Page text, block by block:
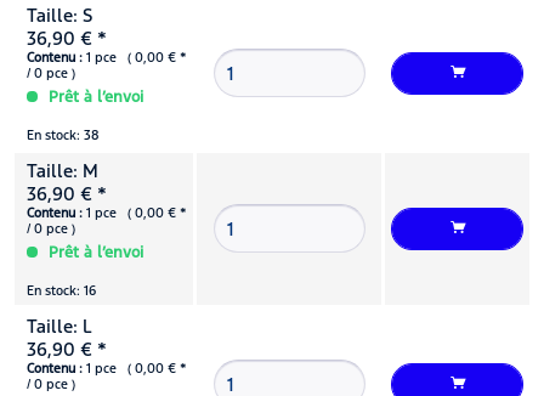
Taille: S
36,90 € *
Contenu : 1 pce ( 0,00 € *
/ 0 pce )
Prêt à l’envoi
En stock: 38
Taille: M
36,90 € *
Contenu : 1 pce ( 0,00 € *
/ 0 pce )
Prêt à l’envoi
En stock: 16
Taille: L
36,90 € *
Contenu : 1 pce ( 0,00 € *
/ 0 pce )